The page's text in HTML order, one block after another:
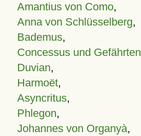
Amantius von Como,
Anna von Schlüsselberg,
Bademus,
Concessus und Gefährten
Duvian,
Harmoët,
Asyncritus,
Phlegon,
Johannes von Organyà,